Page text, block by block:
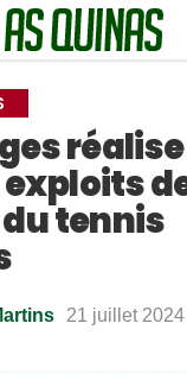
tennis
21 juillet 2024